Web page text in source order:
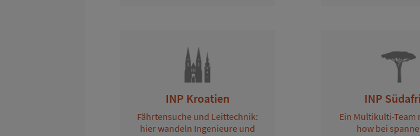
INP Kroatien
Fährtensuche und Leittechnik:
hier wandeln Ingenieure und
INP
Ein Multikulti-Team
how bei